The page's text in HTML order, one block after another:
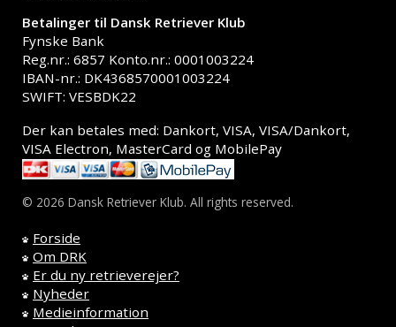
Betalinger til Dansk Retriever Klub
Fynske Bank
Reg.nr.: 6857 Konto.nr.: 0001003224
IBAN-nr.: DK4368570001003224
SWIFT: VESBDK22
Der kan betales med: Dankort, VISA, VISA/Dankort,
VISA Electron, MasterCard og MobilePay
© 2026 Dansk Retriever Klub. All rights reserved.
Forside
Om DRK
Er du ny retrieverejer?
Nyheder
Medieinformation